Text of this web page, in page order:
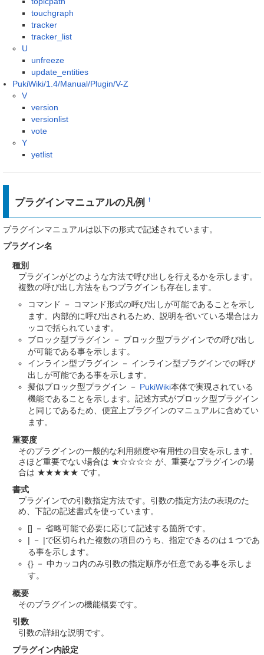
touchgraph
tracker
tracker_list
U
unfreeze
update_entities
PukiWiki/1.4/Manual/Plugin/V-Z
V
version
versionlist
vote
Y
yetlist
プラグインマニュアルの凡例†
プラグインマニュアルは以下の形式で記述されています。
プラグイン名
種別
プラグインがどのような方法で呼び出しを行えるかを示します。
複数の呼び出し方法をもつプラグインも存在します。
コマンド － コマンド形式の呼び出しが可能であることを示し
ます。内部的に呼び出されるため、説明を省いている場合はカ
ッコで括られています。
ブロック型プラグイン － ブロック型プラグインでの呼び出し
が可能である事を示します。
インライン型プラグイン － インライン型プラグインでの呼び
出しが可能である事を示します。
擬似ブロック型プラグイン － PukiWiki本体で実現されている
機能であることを示します。記述方式がブロック型プラグイン
と同じであるため、便宜上プラグインのマニュアルに含めてい
ます。
重要度
そのプラグインの一般的な利用頻度や有用性の目安を示します。
さほど重要でない場合は ★☆☆☆☆ が、重要なプラグインの場
合は ★★★★★ です。
書式
プラグインでの引数指定方法です。引数の指定方法の表現のた
め、下記の記述書式を使っています。
[] － 省略可能で必要に応じて記述する箇所です。
| － |で区切られた複数の項目のうち、指定できるのは１つであ
る事を示します。
{} － 中カッコ内のみ引数の指定順序が任意である事を示しま
す。
概要
そのプラグインの機能概要です。
引数
引数の詳細な説明です。
プラグイン内設定